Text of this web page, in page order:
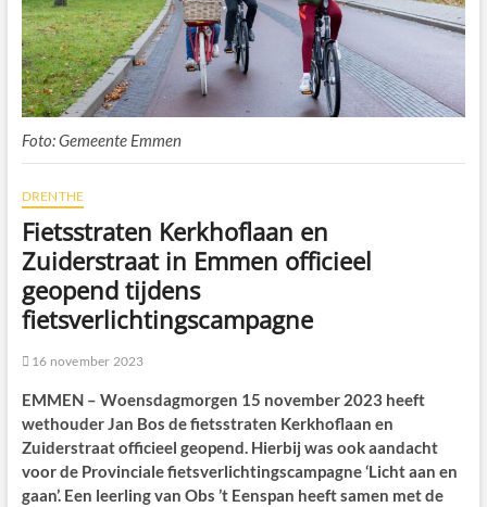
Foto: Gemeente Emmen
DRENTHE
Fietsstraten Kerkhoflaan en
Zuiderstraat in Emmen officieel
geopend tijdens
fietsverlichtingscampagne
16 november 2023
EMMEN – Woensdagmorgen 15 november 2023 heeft
wethouder Jan Bos de fietsstraten Kerkhoflaan en
Zuiderstraat officieel geopend. Hierbij was ook aandacht
voor de Provinciale fietsverlichtingscampagne ‘Licht aan en
gaan’. Een leerling van Obs ’t Eenspan heeft samen met de